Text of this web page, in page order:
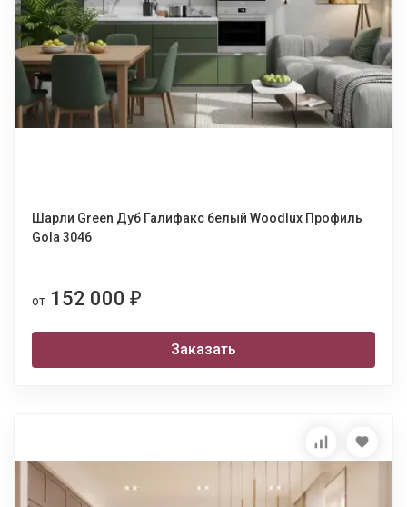
Шарли Green Дуб Галифакс белый Woodlux Профиль
Gola 3046
от 152 000 ₽
Заказать